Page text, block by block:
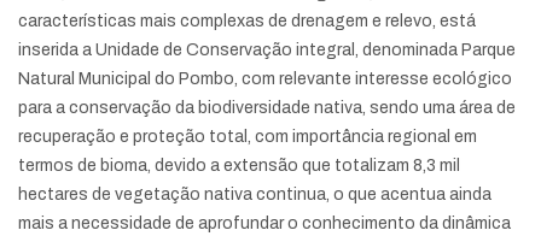
características mais complexas de drenagem e relevo, está
inserida a Unidade de Conservação integral, denominada Parque
Natural Municipal do Pombo, com relevante interesse ecológico
para a conservação da biodiversidade nativa, sendo uma área de
recuperação e proteção total, com importância regional em
termos de bioma, devido a extensão que totalizam 8,3 mil
hectares de vegetação nativa continua, o que acentua ainda
mais a necessidade de aprofundar o conhecimento da dinâmica